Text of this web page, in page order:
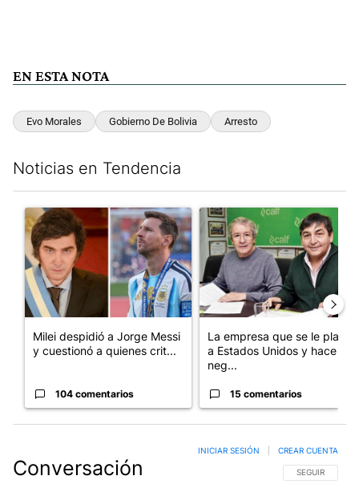
EN ESTA NOTA
Evo Morales Gobierno De Bolivia Arresto
Noticias en Tendencia
Un artículo de tendencia con el título "Milei despidió a Jorge
Milei despidió a Jorge Messi
y cuestionó a quienes crit...
104 comentarios
Un artículo de tendencia con
La empresa que se le plantó
a Estados Unidos y hace
neg...
15 comentarios
Conversación SIGA ESTA
SEGUIR
INICIAR SESIÓN CREAR CUENTA